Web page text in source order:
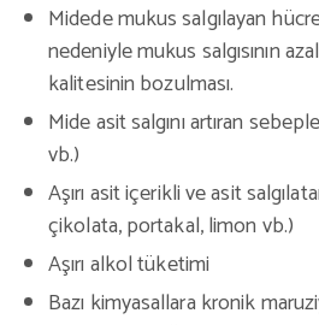
Midede mukus salgılayan
nedeniyle mukus salgısının
kalitesinin bozulması.
Mide asit salgını artıran
vb.)
Aşırı asit içerikli ve asit
çikolata, portakal, limon vb.)
Aşırı alkol tüketimi
Bazı kimyasallara kronik